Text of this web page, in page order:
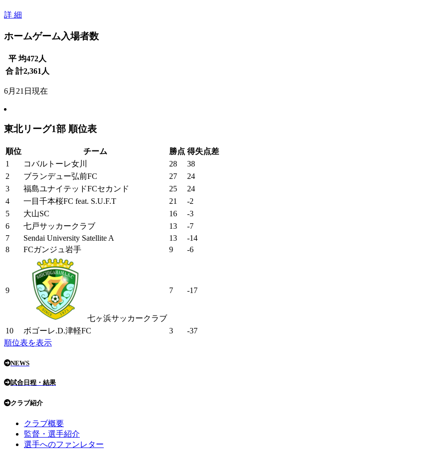
詳 細
ホームゲーム入場者数
平 均472人
合 計2,361 人
6月21日現在
東北リーグ1部 順位表
順位 チーム 勝点 得失点差
1
コバルトーレ女川 28
38
2
ブランデュー弘前FC 27
24
3
福島ユナイテッドFCセカンド 25
24
4
一目千本桜FC feat. S.U.F.T 21
-2
5
大山SC 16
-3
6
七戸サッカークラブ 13
-7
7
Sendai University Satellite A 13
-14
8
FCガンジュ岩手 9 -6
9
七ヶ浜サッカークラブ
7 -17
10 ボゴーレ.D.津軽FC 3
-37
順位表を表示
NEWS
試合日程・結果
クラブ紹介
クラブ概要
監督・選手紹介
選手へのファンレター